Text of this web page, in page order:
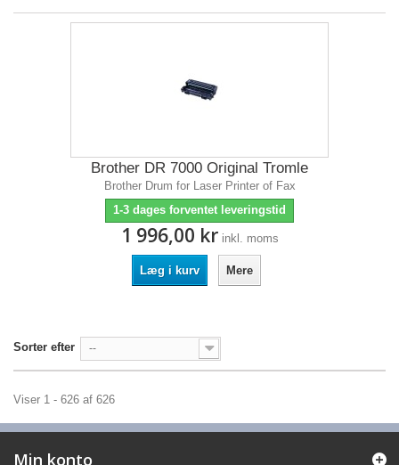
Brother DR 7000 Original Tromle
Brother Drum for Laser Printer of Fax
1-3 dages forventet leveringstid
1 996,00 kr inkl. moms
Læg i kurv Mere
Sorter efter --
Viser 1 - 626 af 626
Min konto